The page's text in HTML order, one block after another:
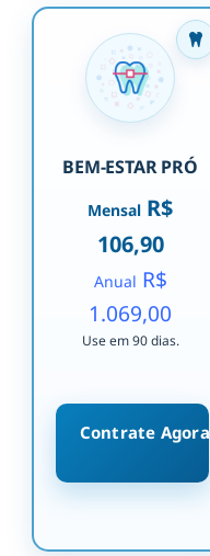
BEM-ESTAR PRÓ
Mensal R$
106,90
Anual R$
1.069,00
Use em 90 dias.
Contrate Agora